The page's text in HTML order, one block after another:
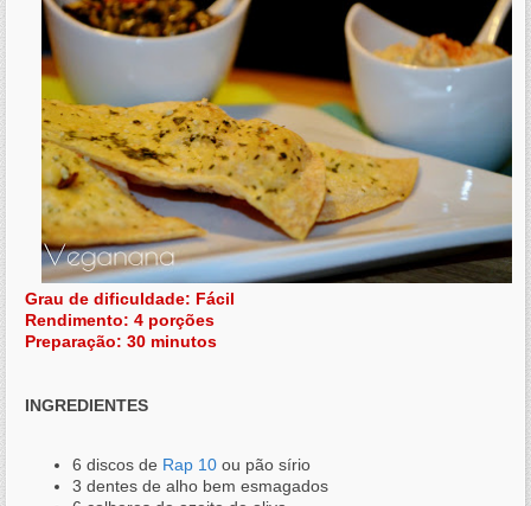
Grau de dificuldade: Fácil
Rendimento: 4 porções
Preparação: 30 minutos
INGREDIENTES
6 discos de Rap 10 ou pão sírio
3 dentes de alho bem esmagados